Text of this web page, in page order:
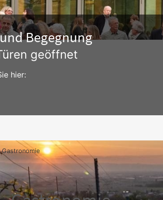
Begegnung
geöffnet
hier:
Gastronomie